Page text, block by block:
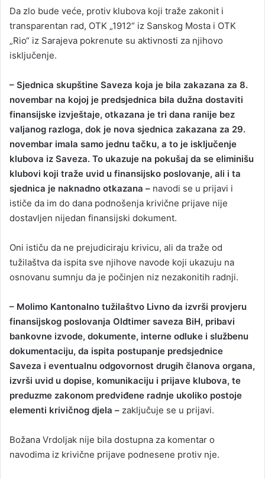
Da zlo bude veće, protiv klubova koji traže zakonit i
transparentan rad, OTK „1912“ iz Sanskog Mosta i OTK
„Rio“ iz Sarajeva pokrenute su aktivnosti za njihovo
isključenje.
– Sjednica skupštine Saveza koja je bila zakazana za 8.
novembar na kojoj je predsjednica bila dužna dostaviti
finansijske izvještaje, otkazana je tri dana ranije bez
valjanog razloga, dok je nova sjednica zakazana za 29.
novembar imala samo jednu tačku, a to je isključenje
klubova iz Saveza. To ukazuje na pokušaj da se eliminišu
klubovi koji traže uvid u finansijsko poslovanje, ali i ta
sjednica je naknadno otkazana – navodi se u prijavi i
ističe da im do dana podnošenja krivične prijave nije
dostavljen nijedan finansijski dokument.
Oni ističu da ne prejudiciraju krivicu, ali da traže od
tužilaštva da ispita sve njihove navode koji ukazuju na
osnovanu sumnju da je počinjen niz nezakonitih radnji.
– Molimo Kantonalno tužilaštvo Livno da izvrši provjeru
finansijskog poslovanja Oldtimer saveza BiH, pribavi
bankovne izvode, dokumente, interne odluke i službenu
dokumentaciju, da ispita postupanje predsjednice
Saveza i eventualnu odgovornost drugih članova organa,
izvrši uvid u dopise, komunikaciju i prijave klubova, te
preduzme zakonom predviđene radnje ukoliko postoje
elementi krivičnog djela – zaključuje se u prijavi.
Božana Vrdoljak nije bila dostupna za komentar o
navodima iz krivične prijave podnesene protiv nje.